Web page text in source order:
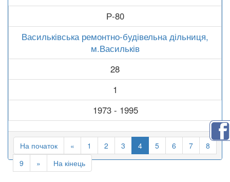
Р-80
Васильківська ремонтно-будівельна дільниця,
м.Васильків
28
1
1973 - 1995
На початок « 1 2 3 4 5 6 7
8
9
» На кінець